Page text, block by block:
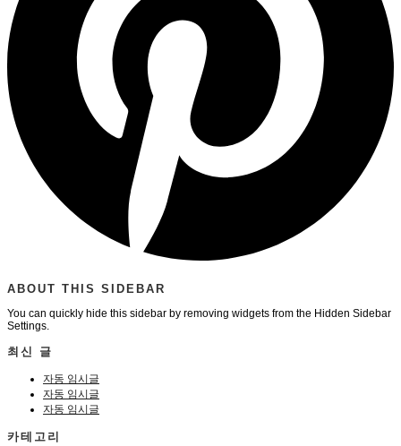
ABOUT THIS SIDEBAR
You can quickly hide this sidebar by removing widgets from the Hidden Sidebar
Settings.
최신 글
자동 임시글
자동 임시글
자동 임시글
카테고리